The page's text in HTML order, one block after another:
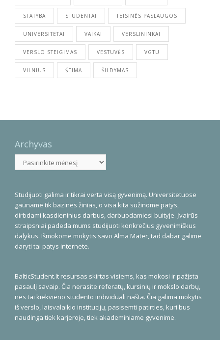
STATYBA STUDENTAI TEISINĖS PASLAUGOS
UNIVERSITETAI VAIKAI VERSLININKAI
VERSLO STEIGIMAS VESTUVĖS VGTU
VILNIUS ŠEIMA ŠILDYMAS
Archyvas
Archyvas
Studijuoti galima ir tikrai verta visą gyvenimą. Universitetuose
gauname tik bazines žinias, o visa kita sužinome patys,
dirbdami kasdieninius darbus, darbuodamiesi buityje. Įvairūs
straipsniai padeda mums studijuoti konkrečius gyvenimiškus
dalykus. Išmokome mokytis savo Alma Mater, tad dabar galime
daryti tai patys internete.
BalticStudent.lt resursas skirtas visiems, kas mokosi ir pažįsta
pasaulį savaip. Čia nerasite referatų, kursinių ir mokslo darbų,
nes tai kiekvieno studento individuali našta. Čia galima mokytis
iš verslo, laisvalaikio institucijų, pasisemti patirties, kuri bus
naudinga tiek karjeroje, tiek akademiniame gyvenime.